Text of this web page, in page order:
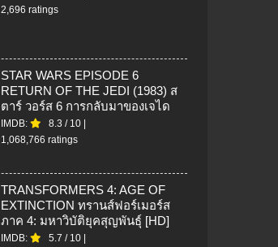
2,696 ratings
STAR WARS EPISODE 6
RETURN OF THE JEDI (1983) ส
ตาร์ วอร์ส 6 การกลับมาของเจได
IMDB: 8.3 / 10
1,068,766 ratings
TRANSFORMERS 4: AGE OF
EXTINCTION ทรานส์ฟอร์เมอร์ส
ภาค 4: มหาวิบัติยุคสุญพันธุ์ [HD]
IMDB: 5.7 / 10